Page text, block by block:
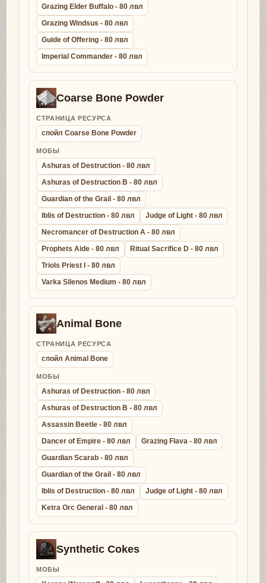
Grazing Elder Buffalo - 80 лвл
Grazing Windsus - 80 лвл
Guide of Offering - 80 лвл
Imperial Commander - 80 лвл
Coarse Bone Powder
СТРАНИЦА РЕСУРСА
спойл Coarse Bone Powder
МОБЫ
Ashuras of Destruction - 80 лвл
Ashuras of Destruction B - 80 лвл
Guardian of the Grail - 80 лвл
Iblis of Destruction - 80 лвл
Judge of Light - 80 лвл
Necromancer of Destruction A - 80 лвл
Prophets Aide - 80 лвл
Ritual Sacrifice D - 80 лвл
Triols Priest I - 80 лвл
Varka Silenos Medium - 80 лвл
Animal Bone
СТРАНИЦА РЕСУРСА
спойл Animal Bone
МОБЫ
Ashuras of Destruction - 80 лвл
Ashuras of Destruction B - 80 лвл
Assassin Beetle - 80 лвл
Dancer of Empire - 80 лвл
Grazing Flava - 80 лвл
Guardian Scarab - 80 лвл
Guardian of the Grail - 80 лвл
Iblis of Destruction - 80 лвл
Judge of Light - 80 лвл
Ketra Orc General - 80 лвл
Synthetic Cokes
МОБЫ